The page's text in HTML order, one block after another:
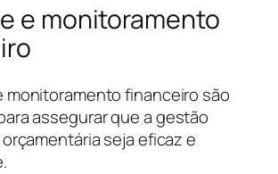
e monitoramento
monitoramento financeiro são
assegurar que a gestão
seja eficaz e